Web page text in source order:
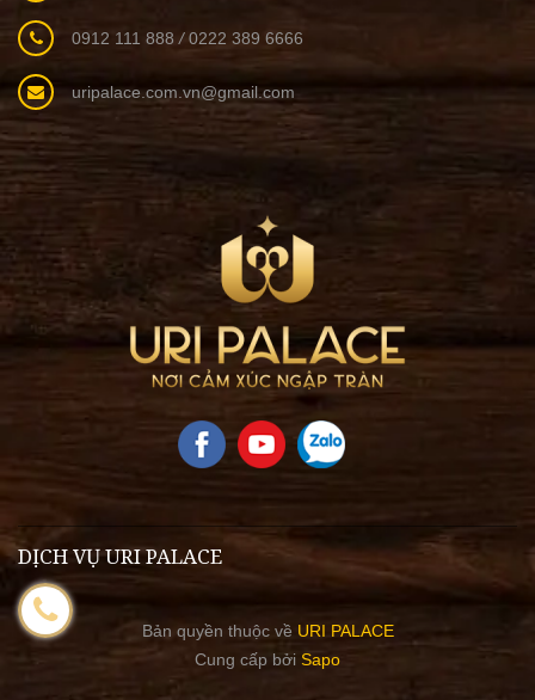
0912 111 888/0222 389 6666
uripalace.com.vn@gmail.com
DỊCH VỤ URI PALACE
Bản quyền thuộc về URI PALACE
Cung cấp bởi Sapo